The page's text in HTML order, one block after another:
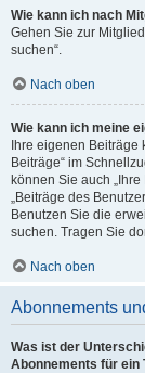
Wie kann ich nach
Gehen Sie zur
suchen“.
Nach oben
Wie kann ich meine
Ihre eigenen
Beiträge“ im
können Sie auch
„Beiträge des
Benutzen Sie die
suchen. Tragen Sie
Nach oben
Abonnements
Was ist der
Abonnements für ein